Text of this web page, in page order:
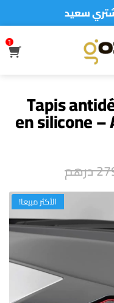
1
Tapis
en silicone
درهم
الأكثر مبيعا!